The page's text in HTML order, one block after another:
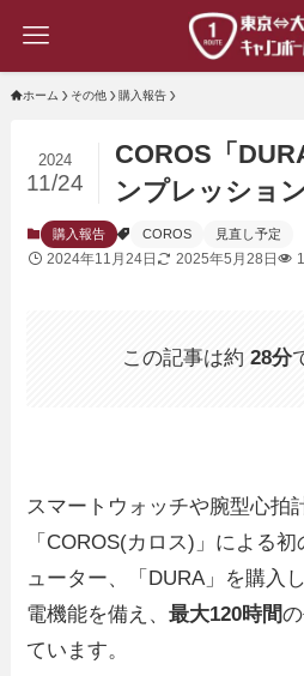
ホーム その他 購入報告
COROS「
ンプレッション
2024
11/24
購入報告 COROS 見直し予定
2024年11月24日 2025年5月28日
この記事は約 28分
スマートウォッチや腕型心拍
「COROS(カロス)」による
ューター、「DURA」を購入
電機能を備え、最大120時間
ています。